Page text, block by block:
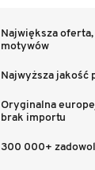
Największa
motywów
Najwyższa jakość
Oryginalna
brak importu
300 000+